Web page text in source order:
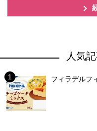
人気
フィラデルフ